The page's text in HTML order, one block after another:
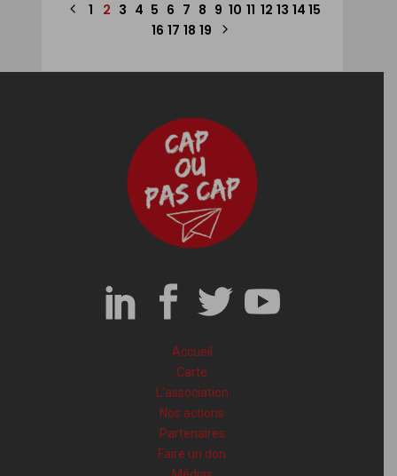
1 2 3 4 5 6 7 8 9 10 11 12 13 14 15
16 17 18 19
Accueil
Carte
L’association
Nos actions
Partenaires
Faire un don